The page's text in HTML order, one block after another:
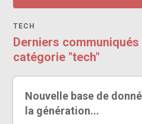
TECH
Derniers
catégorie "tech"
Nouvelle base de
la génération...